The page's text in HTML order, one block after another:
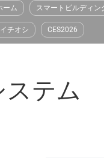
ーム スマートビルディン
イチオシ CES2026
テム